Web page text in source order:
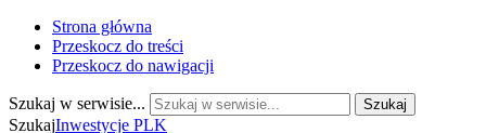
Strona główna
Przeskocz do treści
Przeskocz do nawigacji
Szukaj w serwisie...
SzukajInwestycje PLK